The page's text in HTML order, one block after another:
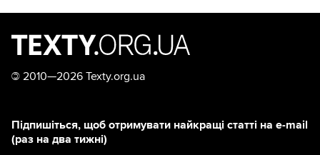
© 2010—2026 Texty.org.ua
Підпишіться, щоб отримувати найкращі статті на e-mail
(раз на два тижні)